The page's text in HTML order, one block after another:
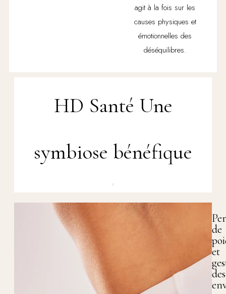
agit à la fois sur les
causes physiques et
émotionnelles des
déséquilibres.
HD Santé Une
symbiose bénéfique
de
et
des